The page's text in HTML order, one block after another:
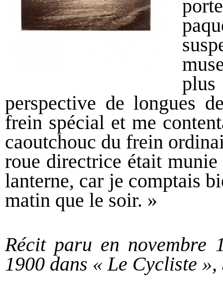
perspective de longues
frein spécial et me
caoutchouc du frein
roue directrice était munie
lanterne, car je comptais
matin que le soir. »
Récit paru en novembre
1900 dans « Le Cycliste